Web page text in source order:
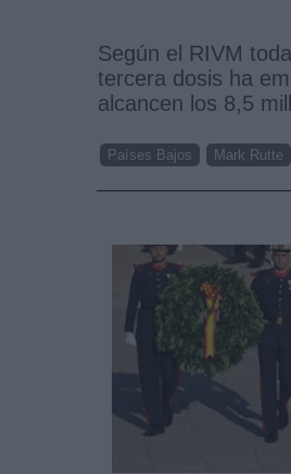
Según el RIVM
tercera dosis ha
alcancen los 8,5
Países Bajos Mark Rutte